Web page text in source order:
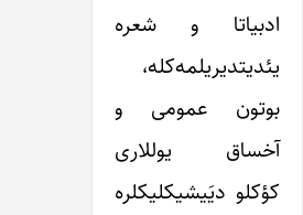
ادبیاتا و شعره
یئدیتدیریلمه‌کله،
بوتون عمومی و
آخساق یوللاری
کؤکلو دیَیشیکلیکلره